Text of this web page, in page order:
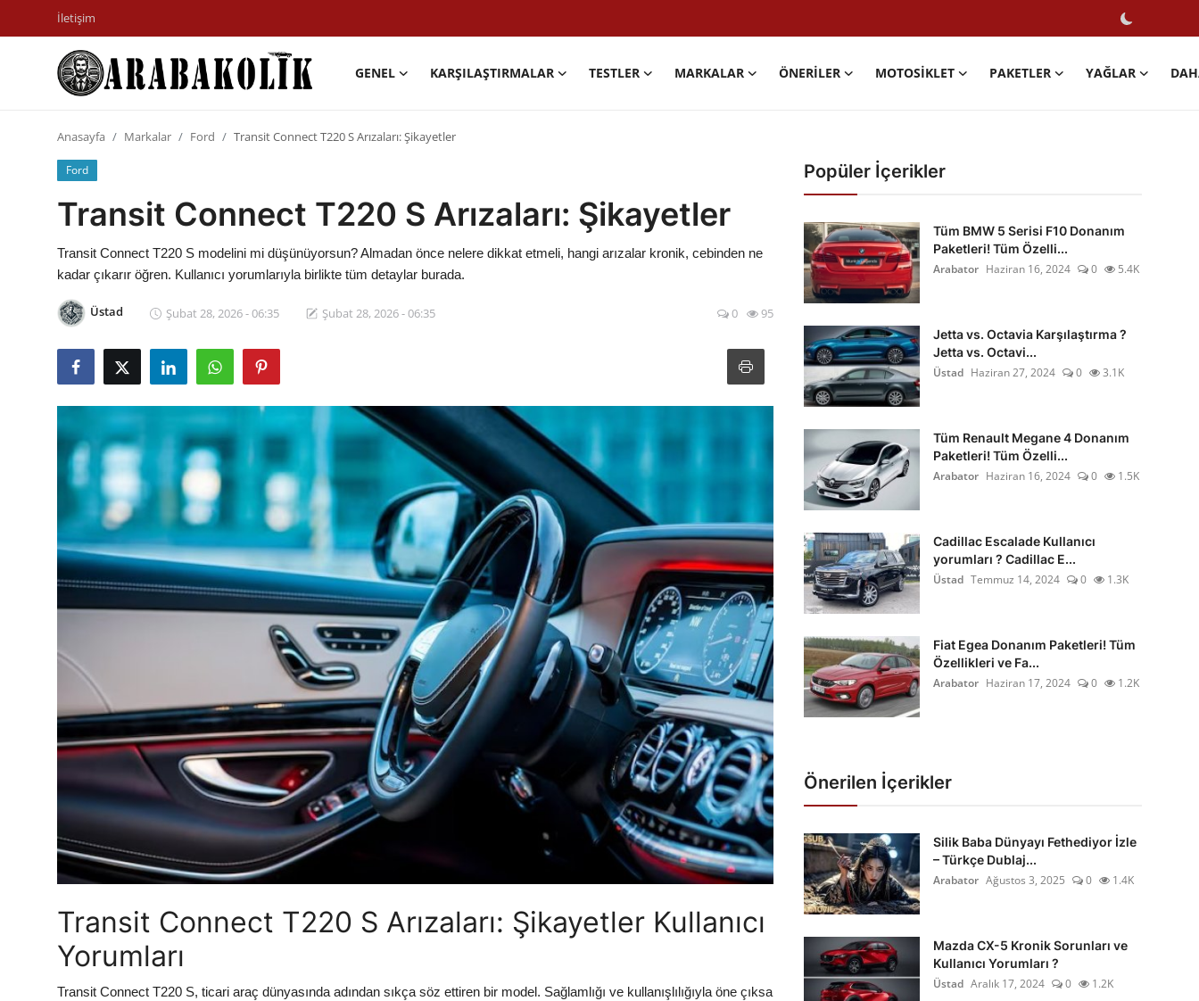
İletişim
GENEL KARŞILAŞTIRMALAR TESTLER MARKALAR ÖNERILER MOTOSIKLET PAKETLER YAĞLAR
Markalar
Öneriler
Motosiklet
Paketler
Anasayfa Markalar Ford Transit Connect T220 S Arızaları: Şikayetler
Ford
Transit Connect T220 S Arızaları: Şikayetler
Transit Connect T220 S modelini mi düşünüyorsun? Almadan önce nelere dikkat etmeli, hangi arızalar kronik, cebinden ne
kadar çıkarır öğren. Kullanıcı yorumlarıyla birlikte tüm detaylar burada.
Üstad Şubat 28, 2026 - 06:35 Şubat 28, 2026 - 06:35 0 95
Transit Connect T220 S Arızaları: Şikayetler Kullanıcı
Yorumları
Transit Connect T220 S, ticari araç dünyasında adından sıkça söz ettiren bir model. Sağlamlığı ve kullanışlılığıyla öne çıksa
Popüler İçerikler
Tüm BMW 5 Serisi F10 Donanım
Paketleri! Tüm Özelli...
Arabator Haziran 16, 2024 0 5.4K
Jetta vs. Octavia Karşılaştırma ?
Jetta vs. Octavi...
Üstad Haziran 27, 2024 0 3.1K
Tüm Renault Megane 4 Donanım
Paketleri! Tüm Özelli...
Arabator Haziran 16, 2024 0 1.5K
Cadillac Escalade Kullanıcı
yorumları ? Cadillac E...
Üstad Temmuz 14, 2024 0 1.3K
Fiat Egea Donanım Paketleri! Tüm
Özellikleri ve Fa...
Arabator Haziran 17, 2024 0 1.2K
Önerilen İçerikler
Silik Baba Dünyayı Fethediyor İzle
– Türkçe Dublaj...
Arabator Ağustos 3, 2025 0 1.4K
Mazda CX-5 Kronik Sorunları ve
Kullanıcı Yorumları ?
Üstad Aralık 17, 2024 0 1.2K